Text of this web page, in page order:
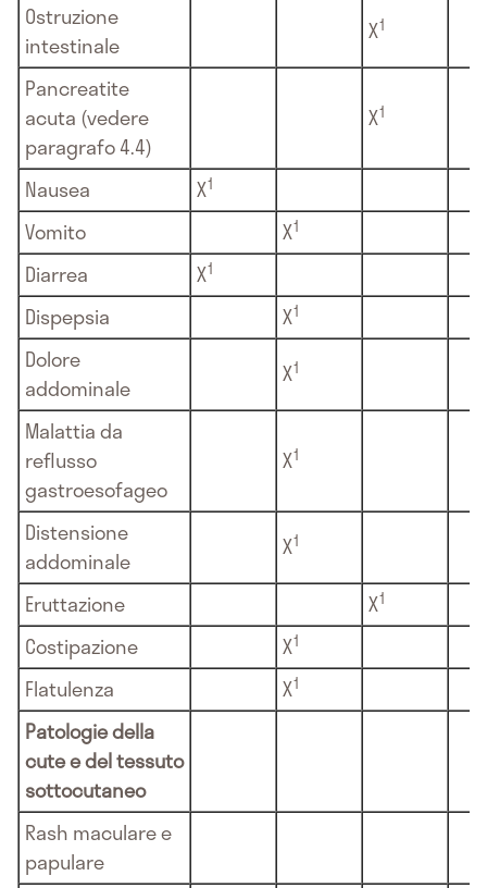
Ostruzione
intestinale
X1
Pancreatite
acuta (vedere
paragrafo 4.4)
X1
Nausea X1
Vomito X1
Diarrea X1
Dispepsia X1
Dolore
addominale
X1
Malattia da
reflusso
gastroesofageo
X1
Distensione
addominale
X1
Eruttazione X1
Costipazione X1
Flatulenza X1
Patologie della
cute e del tessuto
sottocutaneo
Rash maculare e
papulare